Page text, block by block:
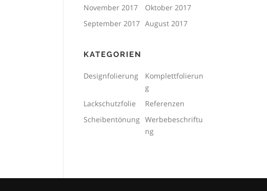
November 2017
Oktober 2017
September 2017 August 2017
KATEGORIEN
Designfolierung
Komplettfolierun
g
Lackschutzfolie
Referenzen
Scheibentönung Werbebeschriftu
ng